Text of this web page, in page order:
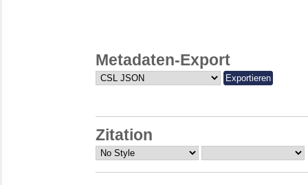
Metadaten-Export
Zitation